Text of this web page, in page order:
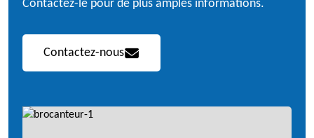
Contactez-le pour de plus amples informations.
Contactez-nous